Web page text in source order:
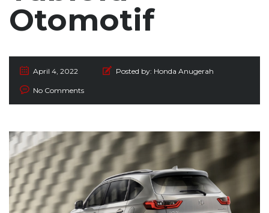
Otomotif
April 4, 2022 Posted by: Honda Anugerah
No Comments